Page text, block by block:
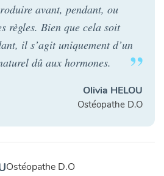
avant, pendant, ou
règles. Bien que cela soit
il s’agit uniquement d’un
dû aux hormones.
Olivia HELOU
Ostéopathe D.O
Ostéopathe D.O